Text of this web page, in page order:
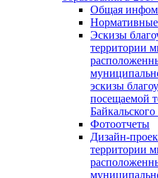
Общая
Эскизы
территории
эскизы
посещаемой
Фотоотчеты
Дизайн-
территории